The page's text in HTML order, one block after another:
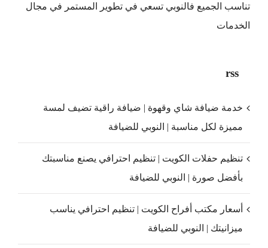
تناسب الجميع فالنوبي تسعي في تطوير المستمر في مجال
الخدمات
rss
خدمة ضيافة شاي وقهوة | ضيافة راقية تضيف لمسة
مميزة لكل مناسبة | النوبي للضيافة
تنظيم حفلات الكويت | تنظيم احترافي يصنع مناسبتك
بأفضل صورة | النوبي للضيافة
أسعار مكتب أفراح الكويت | تنظيم احترافي يناسب
ميزانيتك | النوبي للضيافة